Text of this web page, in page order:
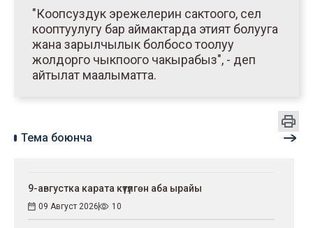
"Коопсуздук эрежелерин сактоого, сел
кооптуулугу бар аймактарда этият болууга
жана зарылчылык болбосо тоолуу
жолдорго чыкпоого чакырабыз", - деп
айтылат маалыматта.
Тема боюнча
9-августка карата күтүлгөн аба ырайы
09 Август 2026 10